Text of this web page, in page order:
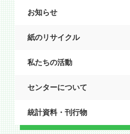
お知らせ
紙のリサイクル
私たちの活動
センターについて
統計資料・刊行物